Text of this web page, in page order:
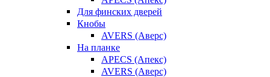
Для финских дверей
Кнобы
AVERS (Аверс)
На планке
APECS (Апекс)
AVERS (Аверс)